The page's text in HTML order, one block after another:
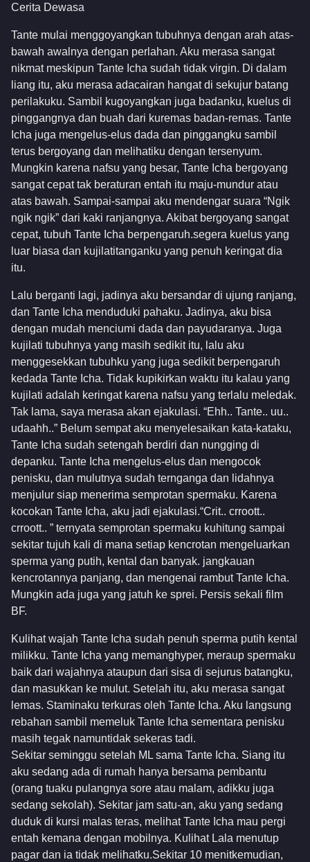
Cerita Dewasa
Tante mulai menggoyangkan tubuhnya dengan arah atas-
bawah awalnya dengan perlahan. Aku merasa sangat
nikmat meskipun Tante Icha sudah tidak virgin. Di dalam
liang itu, aku merasa adacairan hangat di sekujur batang
perilakuku. Sambil kugoyangkan juga badanku, kuelus di
pinggangnya dan buah dari kuremas badan-remas. Tante
Icha juga mengelus-elus dada dan pinggangku sambil
terus bergoyang dan melihatiku dengan tersenyum.
Mungkin karena nafsu yang besar, Tante Icha bergoyang
sangat cepat tak beraturan entah itu maju-mundur atau
atas bawah. Sampai-sampai aku mendengar suara “Ngik
ngik ngik” dari kaki ranjangnya. Akibat bergoyang sangat
cepat, tubuh Tante Icha berpengaruh.segera kuelus yang
luar biasa dan kujilatitanganku yang penuh keringat dia
itu.
Lalu berganti lagi, jadinya aku bersandar di ujung ranjang,
dan Tante Icha menduduki pahaku. Jadinya, aku bisa
dengan mudah menciumi dada dan payudaranya. Juga
kujilati tubuhnya yang masih sedikit itu, lalu aku
menggesekkan tubuhku yang juga sedikit berpengaruh
kedada Tante Icha. Tidak kupikirkan waktu itu kalau yang
kujilati adalah keringat karena nafsu yang terlalu meledak.
Tak lama, saya merasa akan ejakulasi. “Ehh.. Tante.. uu..
udaahh..” Belum sempat aku menyelesaikan kata-kataku,
Tante Icha sudah setengah berdiri dan nungging di
depanku. Tante Icha mengelus-elus dan mengocok
penisku, dan mulutnya sudah ternganga dan lidahnya
menjulur siap menerima semprotan spermaku. Karena
kocokan Tante Icha, aku jadi ejakulasi.“Crit.. crroott..
crroott.. ” ternyata semprotan spermaku kuhitung sampai
sekitar tujuh kali di mana setiap kencrotan mengeluarkan
sperma yang putih, kental dan banyak. jangkauan
kencrotannya panjang, dan mengenai rambut Tante Icha.
Mungkin ada juga yang jatuh ke sprei. Persis sekali film
BF.
Kulihat wajah Tante Icha sudah penuh sperma putih kental
milikku. Tante Icha yang memanghyper, meraup spermaku
baik dari wajahnya ataupun dari sisa di sejurus batangku,
dan masukkan ke mulut. Setelah itu, aku merasa sangat
lemas. Staminaku terkuras oleh Tante Icha. Aku langsung
rebahan sambil memeluk Tante Icha sementara penisku
masih tegak namuntidak sekeras tadi.
Sekitar seminggu setelah ML sama Tante Icha. Siang itu
aku sedang ada di rumah hanya bersama pembantu
(orang tuaku pulangnya sore atau malam, adikku juga
sedang sekolah). Sekitar jam satu-an, aku yang sedang
duduk di kursi malas teras, melihat Tante Icha mau pergi
entah kemana dengan mobilnya. Kulihat Lala menutup
pagar dan ia tidak melihatku.Sekitar 10 menitkemudian,